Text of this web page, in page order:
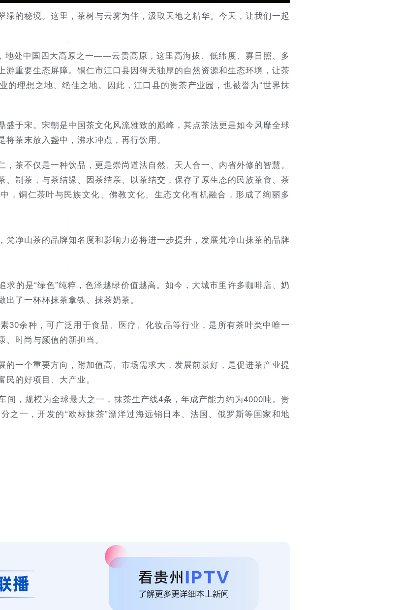
的秘境。这里，茶树与云雾为伴，汲取天地之精华。今天，让我们一起
地处中国四大高原之一——云贵高原，这里高海拔、低纬度、寡日照、多
游重要生态屏障。铜仁市江口县因得天独厚的自然资源和生态环境，让茶
的理想之地、绝佳之地。因此，江口县的贵茶产业园，也被誉为“世界抹
盛于宋。宋朝是中国茶文化风流雅致的巅峰，其点茶法更是如今风靡全球
茶末放入盏中，沸水冲点，再行饮用。
茶不仅是一种饮品，更是崇尚道法自然、天人合一、内省外修的智慧。
、制茶，与茶结缘、因茶结亲、以茶结交，保存了原生态的民族茶食、茶
，铜仁茶叶与民族文化、佛教文化、生态文化有机融合，形成了绚丽多
梵净山茶的品牌知名度和影响力必将进一步提升，发展梵净山抹茶的品牌
的是“绿色”纯粹，色泽越绿价值越高。如今，大城市里许多咖啡店、奶
了一杯杯抹茶拿铁、抹茶奶茶。
30余种，可广泛用于食品、医疗、化妆品等行业，是所有茶叶类中唯一
时尚与颜值的新担当。
的一个重要方向，附加值高、市场需求大，发展前景好，是促进茶产业提
的好项目、大产业。
间，规模为全球最大之一，抹茶生产线4条，年成产能力约为4000吨。贵
之一，开发的“欧标抹茶”漂洋过海远销日本、法国、俄罗斯等国家和地